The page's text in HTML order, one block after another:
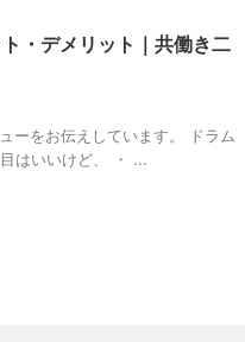
・デメリット｜共働き二
ーをお伝えしています。 ドラム
はいいけど、 ・ ...